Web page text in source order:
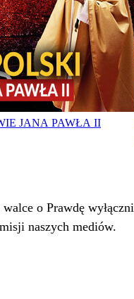
JANA PAWŁA II
o Prawdę
naszych mediów.